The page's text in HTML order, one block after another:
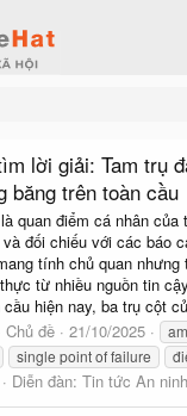
lời giải: Tam trụ
băng trên toàn cầu
quan điểm cá nhân của
đối chiếu với các báo
tính chủ quan nhưng
từ nhiều nguồn tin
hiện nay, ba trụ cột
Chủ đề 21/10/2025
single point of failure
Diễn đàn: Tin tức An